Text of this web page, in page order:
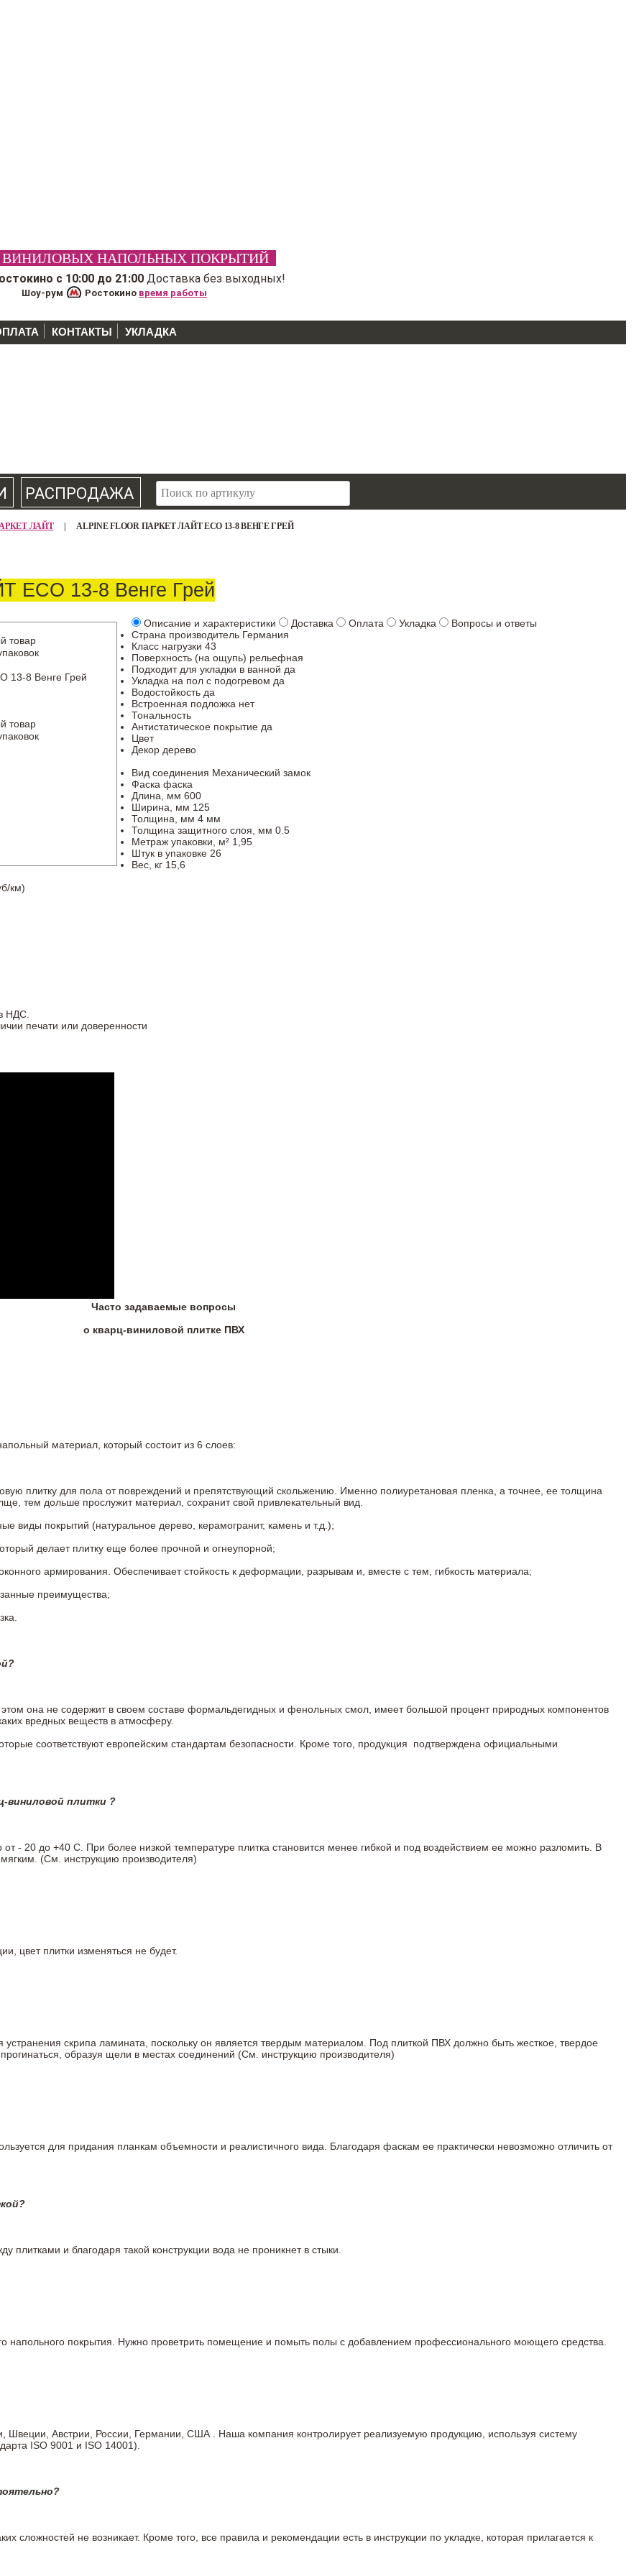
НАПОЛЬНЫХ ПОКРЫТИЙ
с 10:00 до 21:00 Доставка без выходных!
Шоу-рум Ростокино время работы
КОНТАКТЫ УКЛАДКА
РАСПРОДАЖА
поиск
ЛАЙТ | ALPINE FLOOR ПАРКЕТ ЛАЙТ ECO 13-8 ВЕНГЕ ГРЕЙ
ECO 13-8 Венге Грей
товар
13-8 Венге Грей
товар
Описание и характеристики Доставка Оплата Укладка
Вопросы и ответы
Страна производитель Германия
Класс нагрузки 43
Поверхность (на ощупь) рельефная
Подходит для укладки в ванной да
Укладка на пол c подогревом да
Водостойкость да
Встроенная подложка нет
Тональность
Антистатическое покрытие да
Цвет
Декор дерево
Вид соединения Механический замок
Фаска фаска
Длина, мм 600
Ширина, мм 125
Толщина, мм 4 мм
Толщина защитного слоя, мм 0.5
Метраж упаковки, м² 1,95
Штук в упаковке 26
Вес, кг 15,6
км)
НДС.
печати или доверенности
Часто задаваемые вопросы
о кварц-виниловой плитке ПВХ
материал, который состоит из 6 слоев:
плитку для пола от повреждений и препятствующий скольжению. Именно полиуретановая пленка, а точнее, ее толщина
тем дольше прослужит материал, сохранит свой привлекательный вид.
виды покрытий (натуральное дерево, керамогранит, камень и т.д.);
делает плитку еще более прочной и огнеупорной;
армирования. Обеспечивает стойкость к деформации, разрывам и, вместе с тем, гибкость материала;
преимущества;
она не содержит в своем составе формальдегидных и фенольных смол, имеет большой процент природных компонентов
вредных веществ в атмосферу.
соответствуют европейским стандартам безопасности. Кроме того, продукция подтверждена официальными
виниловой плитки ?
- 20 до +40 С. При более низкой температуре плитка становится менее гибкой и под воздействием ее можно разломить. В
(См. инструкцию производителя)
цвет плитки изменяться не будет.
скрипа ламината, поскольку он является твердым материалом. Под плиткой ПВХ должно быть жесткое, твердое
образуя щели в местах соединений (См. инструкцию производителя)
для придания планкам объемности и реалистичного вида. Благодаря фаскам ее практически невозможно отличить от
и благодаря такой конструкции вода не проникнет в стыки.
напольного покрытия. Нужно проветрить помещение и помыть полы с добавлением профессионального моющего средства.
Швеции, Австрии, России, Германии, США . Наша компания контролирует реализуемую продукцию, используя систему
ISO 9001 и ISO 14001).
сложностей не возникает. Кроме того, все правила и рекомендации есть в инструкции по укладке, которая прилагается к